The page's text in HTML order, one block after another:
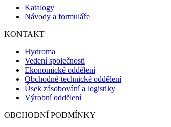
Katalogy
Návody a formuláře
KONTAKT
Hydroma
Vedení společnosti
Ekonomické oddělení
Obchodně-technické oddělení
Úsek zásobování a logistiky
Výrobní oddělení
OBCHODNÍ PODMÍNKY